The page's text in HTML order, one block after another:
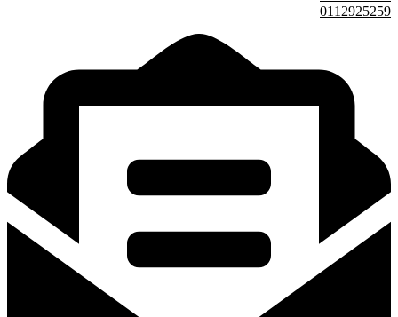
0112925259